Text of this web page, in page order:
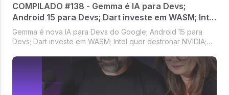
COMPILADO #138 - Gemma é IA para Devs;
Android 15 para Devs; Dart investe em WASM; Intel
fará Chips para Microsoft
Gemma é nova IA para Devs do Google; Android 15 para
Devs; Dart investe em WASM; Intel quer destronar NVIDIA;